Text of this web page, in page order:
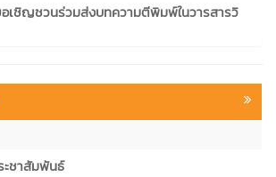
เชิญชวนร่วมส่งบทความตีพิมพ์ในวารสารวิ
ะชาสัมพันธ์